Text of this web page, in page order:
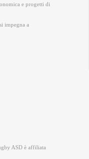
e progetti di
impegna a
ASD è affiliata